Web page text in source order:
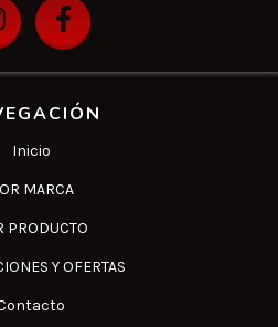
Inicio
MARCA
PRODUCTO
Y OFERTAS